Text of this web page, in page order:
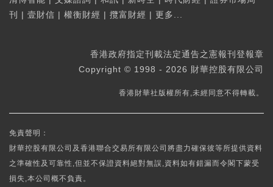
刊
| 壹財信 | 權衡財經 | 攬富財經 | 更多...
香港政府指定刊載法定通告之憲報刊登報章
Copyright © 1998 - 2026 財華控股有限公司
香港財華社版權所有,未經同意不得轉載。
免責聲明：
財華控股有限公司及香港聯合交易所有限公司將盡力確保彼等所提供資料
之準確性及可靠性,但並不保證資料絕對無誤,資料如有錯漏而令閣下蒙受
損失,本公司概不負責。